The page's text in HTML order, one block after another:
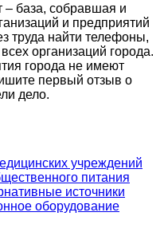
база, собравшая и
и предприятий
труда найти телефоны,
организаций города.
города не имеют
первый отзыв о
дело.
учреждений
питания
источники
оборудование